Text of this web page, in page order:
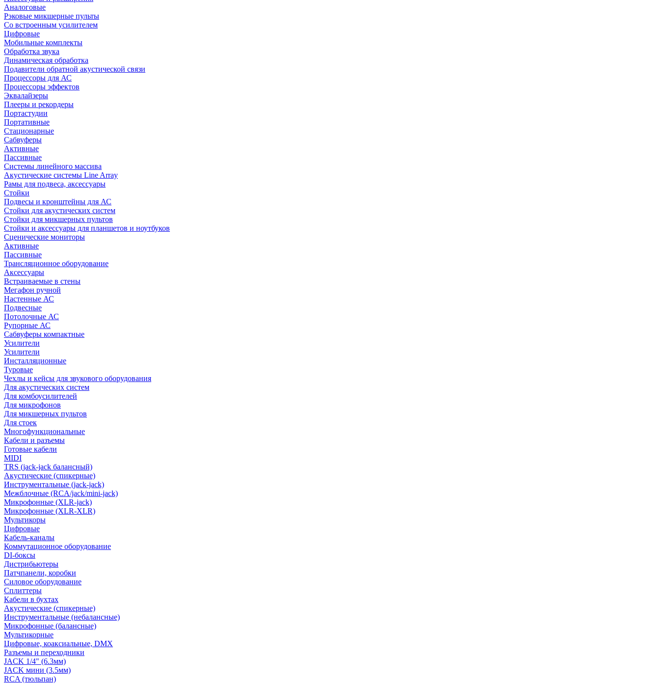
Аналоговые
Рэковые микшерные пульты
Со встроенным усилителем
Цифровые
Мобильные комплекты
Обработка звука
Динамическая обработка
Подавители обратной акустической связи
Процессоры для АС
Процессоры эффектов
Эквалайзеры
Плееры и рекордеры
Портастудии
Портативные
Стационарные
Сабвуферы
Активные
Пассивные
Системы линейного массива
Акустические системы Line Array
Рамы для подвеса, аксессуары
Стойки
Подвесы и кронштейны для АС
Стойки для акустических систем
Стойки для микшерных пультов
Стойки и аксессуары для планшетов и ноутбуков
Сценические мониторы
Активные
Пассивные
Трансляционное оборудование
Аксессуары
Встраиваемые в стены
Мегафон ручной
Настенные АС
Подвесные
Потолочные АС
Рупорные АС
Сабвуферы компактные
Усилители
Усилители
Инсталляционные
Туровые
Чехлы и кейсы для звукового оборудования
Для акустических систем
Для комбоусилителей
Для микрофонов
Для микшерных пультов
Для стоек
Многофункциональные
Кабели и разъемы
Готовые кабели
MIDI
TRS (jack-jack балансный)
Акустические (спикерные)
Инструментальные (jack-jack)
Межблочные (RCA/jack/mini-jack)
Микрофонные (XLR-jack)
Микрофонные (XLR-XLR)
Мультикоры
Цифровые
Кабель-каналы
Коммутационное оборудование
DI-боксы
Дистрибьютеры
Патчпанели, коробки
Силовое оборудование
Сплиттеры
Кабели в бухтах
Акустические (спикерные)
Инструментальные (небалансные)
Микрофонные (балансные)
Мультикорные
Цифровые, коаксиальные, DMX
Разъемы и переходники
JACK 1/4" (6.3мм)
JACK мини (3.5мм)
RCA (тюльпан)